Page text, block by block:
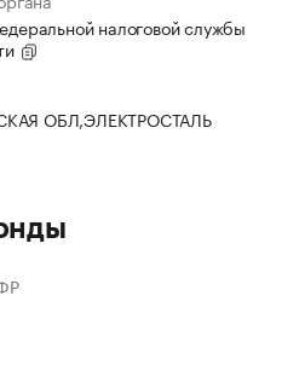
налоговой службы
ОБЛ,ЭЛЕКТРОСТАЛЬ